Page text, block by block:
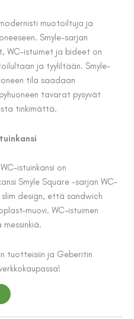
muotoiltuja ja
Smyle-sarjan
WC-istuimet ja bideet on
ja tyyliltään. Smyle-
tila saadaan
tavarat pysyvät
tinkimättä.
istuinkansi on
Smyle Square -sarjan WC-
slim design, että sandwich
muovi. WC-istuimen
tuotteisiin ja Geberitin